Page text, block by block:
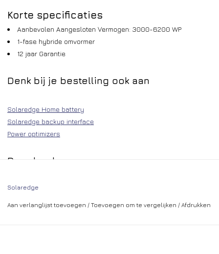
Korte specificaties
Aanbevolen Aangesloten Vermogen: 3000-6200 WP
1-fase hybride omvormer
12 jaar Garantie
Denk bij je bestelling ook aan
Solaredge Home battery
Solaredge backup interface
Power optimizers
Downloads
brochure voor huis-eigenaren
Doe Het Zelf Installatie Handleiding Solaredge
Solaredge
Aan verlanglijst toevoegen / Toevoegen om te vergelijken / Afdrukken